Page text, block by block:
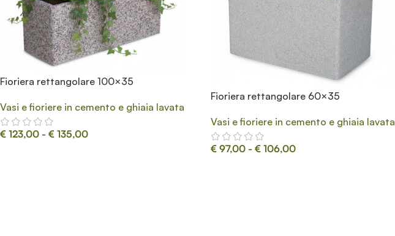
Fioriera rettangolare 100×35
Vasi e fioriere in cemento e ghiaia lavata
€ 123,00 - € 135,00
Fioriera rettangolare 60×35
Vasi e fioriere in cemento e ghiaia lavata
€97,00 - €106,00